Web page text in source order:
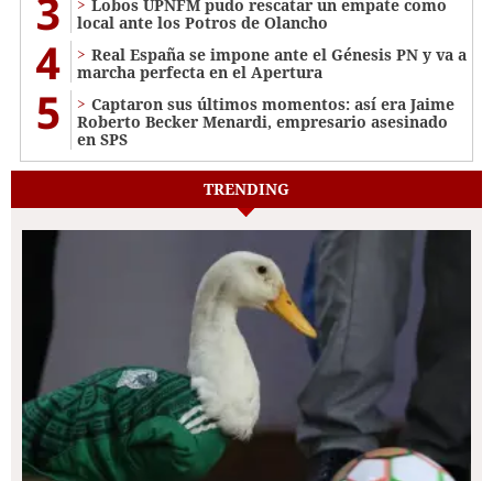
3
Lobos UPNFM pudo rescatar un empate como
local ante los Potros de Olancho
4
Real España se impone ante el Génesis PN y va a
marcha perfecta en el Apertura
5
Captaron sus últimos momentos: así era Jaime
Roberto Becker Menardi​​​, empresario asesinado
en SPS
TRENDING